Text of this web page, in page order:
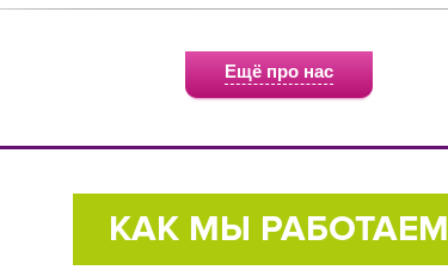
для детей Экологичное сырье
Ещё про нас
КАК МЫ РАБОТАЕМ